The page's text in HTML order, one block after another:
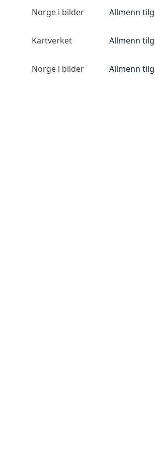
Norge i bilder Allmenn
Kartverket Allmenn
Norge i bilder Allmenn